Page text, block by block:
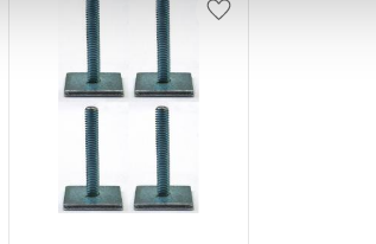
Lägg till i favoriter